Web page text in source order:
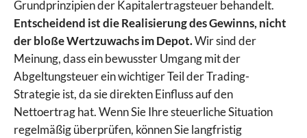
Grundprinzipien der Kapitalertragsteuer behandelt.
Entscheidend ist die Realisierung des Gewinns, nicht
der bloße Wertzuwachs im Depot.Wir sind der
Meinung, dass ein bewusster Umgang mit der
Abgeltungsteuer ein wichtiger Teil der Trading-
Strategie ist, da sie direkten Einfluss auf den
Nettoertrag hat. Wenn Sie Ihre steuerliche Situation
regelmäßig überprüfen, können Sie langfristig